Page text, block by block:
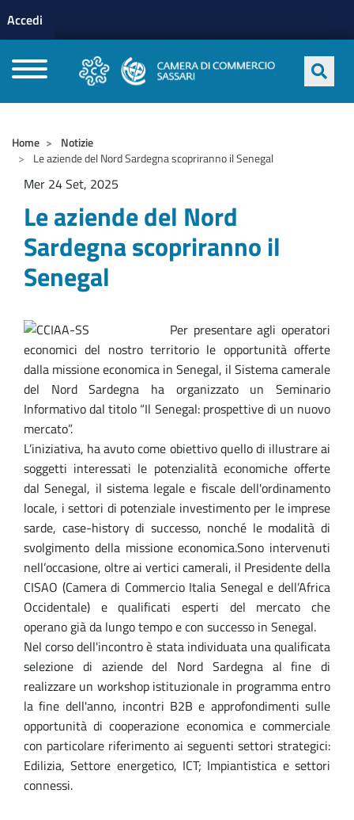
profilo utente
Accedi
Home
Notizie
Le aziende del Nord Sardegna scopriranno il Senegal
Mer 24 Set, 2025
Le aziende del Nord
Sardegna scopriranno il
Senegal
Per presentare agli operatori
economici del nostro territorio le opportunità offerte
dalla missione economica in Senegal, il Sistema camerale
del Nord Sardegna ha organizzato un Seminario
Informativo dal titolo “Il Senegal: prospettive di un nuovo
mercato”.
L’iniziativa, ha avuto come obiettivo quello di illustrare ai
soggetti interessati le potenzialità economiche offerte
dal Senegal, il sistema legale e fiscale dell'ordinamento
locale, i settori di potenziale investimento per le imprese
sarde, case-history di successo, nonché le modalità di
svolgimento della missione economica.Sono intervenuti
nell’occasione, oltre ai vertici camerali, il Presidente della
CISAO (Camera di Commercio Italia Senegal e dell’Africa
Occidentale) e qualificati esperti del mercato che
operano già da lungo tempo e con successo in Senegal.
Nel corso dell'incontro è stata individuata una qualificata
selezione di aziende del Nord Sardegna al fine di
realizzare un workshop istituzionale in programma entro
la fine dell'anno, incontri B2B e approfondimenti sulle
opportunità di cooperazione economica e commerciale
con particolare riferimento ai seguenti settori strategici:
Edilizia, Settore energetico, ICT; Impiantistica e settori
connessi.